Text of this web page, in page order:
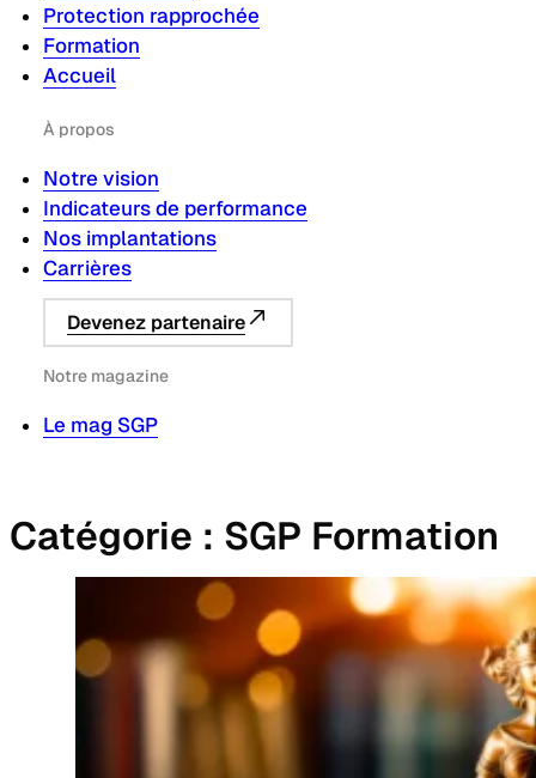
Protection rapprochée
Formation
Accueil
À propos
Notre vision
Indicateurs de performance
Nos implantations
Carrières
Devenez partenaire
Notre magazine
Le mag SGP
Catégorie : SGP Formation